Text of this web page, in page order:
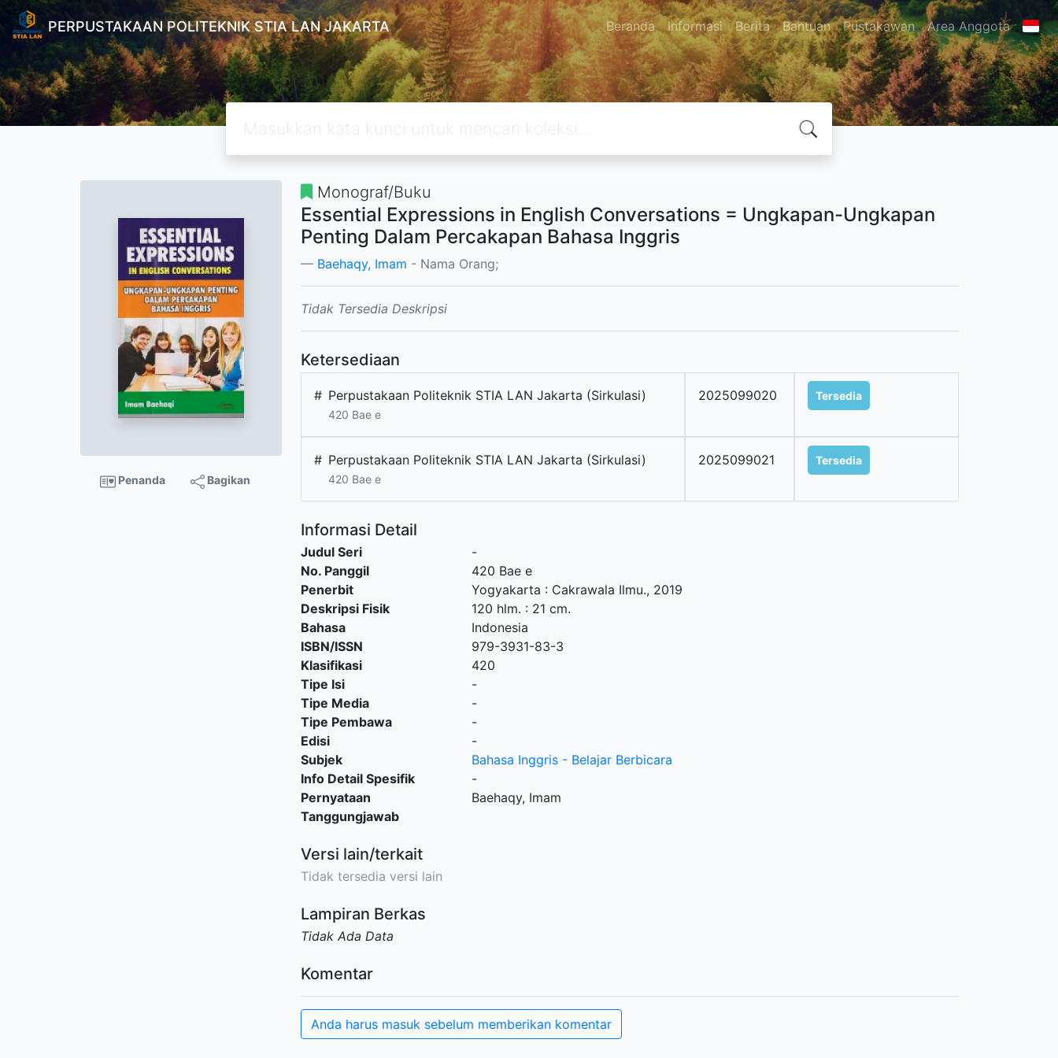
PERPUSTAKAAN POLITEKNIK STIA LAN JAKARTA Beranda Informasi Berita Bantuan Pustakawan Area Anggota
Penanda Bagikan
Monograf/Buku
Essential Expressions in English Conversations = Ungkapan-Ungkapan
Penting Dalam Percakapan Bahasa Inggris
Baehaqy, Imam - Nama Orang;
Tidak Tersedia Deskripsi
Ketersediaan
# Perpustakaan Politeknik STIA LAN Jakarta (Sirkulasi)
420 Bae e
2025099020 Tersedia
# Perpustakaan Politeknik STIA LAN Jakarta (Sirkulasi)
420 Bae e
2025099021 Tersedia
Informasi Detail
Judul Seri
-
No. Panggil
420 Bae e
Penerbit
Yogyakarta : Cakrawala Ilmu., 2019
Deskripsi Fisik
120 hlm. : 21 cm.
Bahasa
Indonesia
ISBN/ISSN
979-3931-83-3
Klasifikasi
420
Tipe Isi
-
Tipe Media
-
Tipe Pembawa
-
Edisi
-
Subjek
Bahasa Inggris - Belajar Berbicara
Info Detail Spesifik
-
Pernyataan
Tanggungjawab
Baehaqy, Imam
Versi lain/terkait
Tidak tersedia versi lain
Lampiran Berkas
Tidak Ada Data
Komentar
Anda harus masuk sebelum memberikan komentar